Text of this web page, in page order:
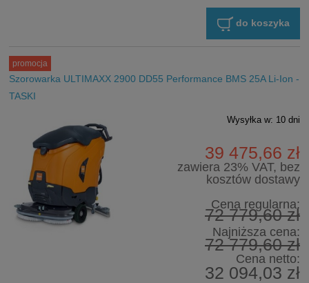
do koszyka
Szorowarka ULTIMAXX 2900 DD55 Performance BMS 25A Li-Ion -
TASKI
Wysyłka w: 10 dni
39 475,66 zł
zawiera 23% VAT, bez
kosztów dostawy
Cena regularna:
72 779,60 zł
Najniższa cena:
72 779,60 zł
Cena netto:
32 094,03 zł
promocja